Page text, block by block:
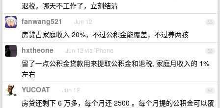
退税，哪天不工作了，立刻结清
55
fanwang521 Jun 12
房贷占家庭收入 20%，不过公积金能覆盖，不过养两孩
56
hxtheone Jun 12 via iPhone
留了一点公积金贷款用来提取公积金和退税, 家庭月收入的 1%
左右
57
YUCOAT Jun 12
房贷还剩下 6 万多，每个月还 2500 。每个月提的公积金可以覆